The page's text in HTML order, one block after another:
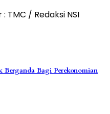
TMC / Redaksi NSI
Bagi Perekonomian